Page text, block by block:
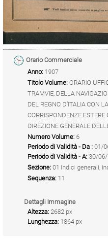
Orario Commerciale
Anno: 1907
Titolo Volume: ORARIO
TRAMVIE, DELLA
DEL REGNO D’ITALIA CON
CORRISPONDENZE
DIREZIONE GENERALE
Numero Volume: 6
Periodo di Validità - Da : 01/
Periodo di Validità - A: 30/
Sezione: 01 Indici generali,
Sequenza: 11
Dettagli Immagine
Altezza: 2682 px
Lunghezza: 1864 px